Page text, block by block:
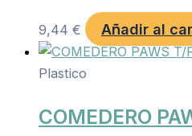
9,44 € Añadir al
Plastico
COMEDERO